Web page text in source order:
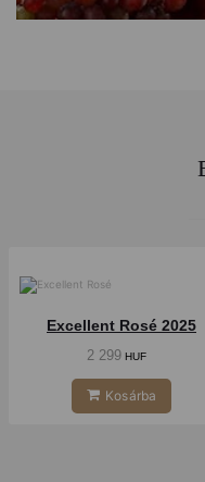
Excellent Rosé 2025
2 299HUF
Kosárba